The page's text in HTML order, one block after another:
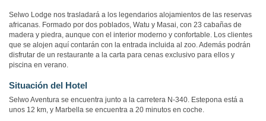
Selwo Lodge nos trasladará a los legendarios alojamientos de las reservas
africanas. Formado por dos poblados, Watu y Masai, con 23 cabañas de
madera y piedra, aunque con el interior moderno y confortable. Los clientes
que se alojen aquí contarán con la entrada incluida al zoo. Además podrán
disfrutar de un restaurante a la carta para cenas exclusivo para ellos y
piscina en verano.
Situación del Hotel
Selwo Aventura se encuentra junto a la carretera N-340. Estepona está a
unos 12 km, y Marbella se encuentra a 20 minutos en coche.